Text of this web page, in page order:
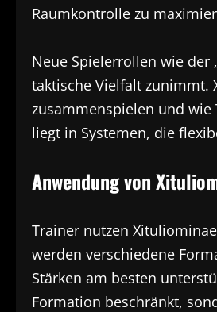
Raumkontrolle zu
Neue Spielerrollen wie der
taktische Vielfalt zunimmt.
zusammenspielen und wie
liegt in Systemen, die
Anwendung von
Trainer nutzen
werden verschiedene
Stärken am besten
Formation beschränkt,